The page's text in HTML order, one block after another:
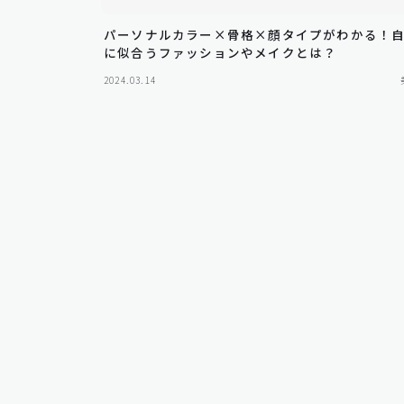
パーソナルカラー×骨格×顔タイプがわかる！
に似合うファッションやメイクとは？
2024.03.14